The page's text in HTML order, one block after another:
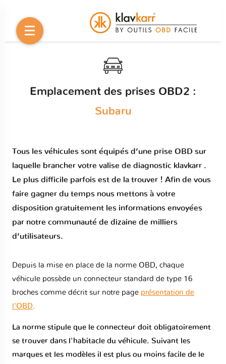
Emplacement des prises OBD2 :
Subaru
Tous les véhicules sont équipés d’une prise OBD sur
laquelle brancher votre valise de diagnostic klavkarr .
Le plus difficile parfois est de la trouver ! Afin de vous
faire gagner du temps nous mettons à votre
disposition gratuitement les informations envoyées
par notre communauté de dizaine de milliers
d’utilisateurs.
Depuis la mise en place de la norme OBD, chaque
véhicule possède un connecteur standard de type 16
broches comme décrit sur notre page présentation de
l'OBD.
La norme stipule que le connecteur doit obligatoirement
se trouver dans l'habitacle du véhicule. Suivant les
marques et les modèles il est plus ou moins facile de le